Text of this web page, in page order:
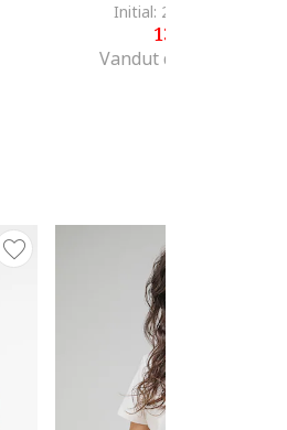
Initial: 234
139
Vandut de CHIC CHIC